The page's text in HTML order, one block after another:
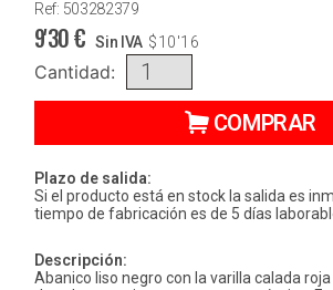
Ref: 503282379
9'30€ Sin IVA $10'16
Cantidad:
COMPRAR
Plazo de salida:
Si el producto está en stock la salida es
tiempo de fabricación es de 5 días
Descripción:
Abanico liso negro con la varilla calada